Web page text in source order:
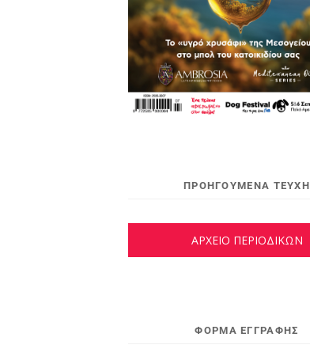
ΠΡΟΗΓΟΥΜΕΝΑ ΤΕΥΧΗ
ΑΡΧΕΙΟ ΠΕΡΙΟΔΙΚΩΝ
ΦΌΡΜΑ ΕΓΓΡΑΦΉΣ